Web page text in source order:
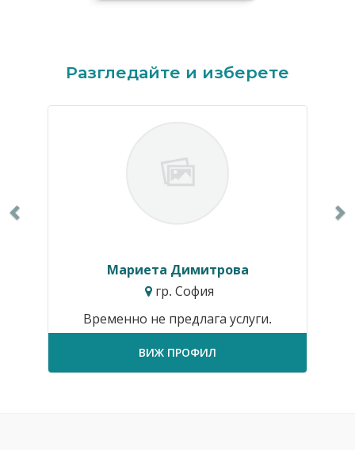
Разгледайте и изберете
Мариета Димитрова
гр. София
Временно не предлага услуги.
ВИЖ ПРОФИЛ